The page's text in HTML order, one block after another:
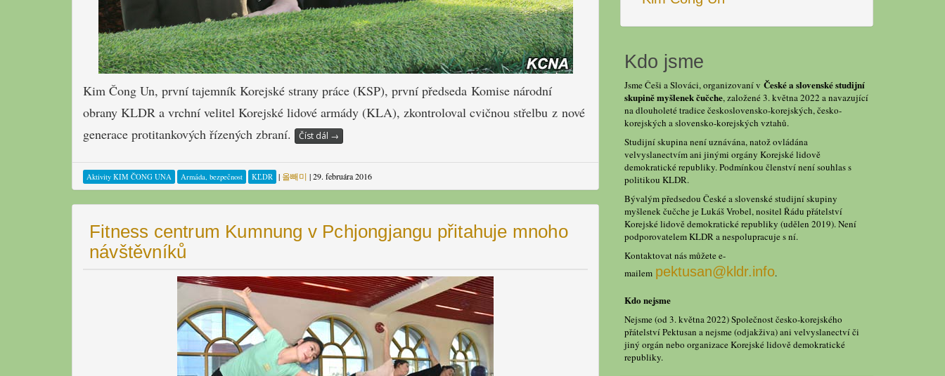
Kim Čong Un, první tajemník Korejské strany práce (KSP), první předseda Komise národní
obrany KLDR a vrchní velitel Korejské lidové armády (KLA), zkontroloval cvičnou střelbu z nové
generace protitankových řízených zbraní.
Číst dál →
Aktivity KIM ČONG UNA Armáda, bezpečnost KĽDR | 올빼미 |29. februára 2016
Fitness centrum Kumnung v Pchjongjangu přitahuje mnoho
návštěvníků
Kdo jsme
Jsme Češi a Slováci, organizovaní v České a slovenské studijní
skupině myšlenek čučche, založené 3. května 2022 a navazující
na dlouholeté tradice československo-korejských, česko-
korejských a slovensko-korejských vztahů.
Studijní skupina není uznávána, natož ovládána
velvyslanectvím ani jinými orgány Korejské lidově
demokratické republiky. Podmínkou členství není souhlas s
politikou KLDR.
Bývalým předsedou České a slovenské studijní skupiny
myšlenek čučche je Lukáš Vrobel, nositel Řádu přátelství
Korejské lidově demokratické republiky (udělen 2019). Není
podporovatelem KLDR a nespolupracuje s ní.
Kontaktovat nás můžete e-
mailem pektusan@kldr.info.
Kdo nejsme
Nejsme (od 3. května 2022) Společnost česko-korejského
přátelství Pektusan a nejsme (odjakživa) ani velvyslanectví či
jiný orgán nebo organizace Korejské lidově demokratické
republiky.